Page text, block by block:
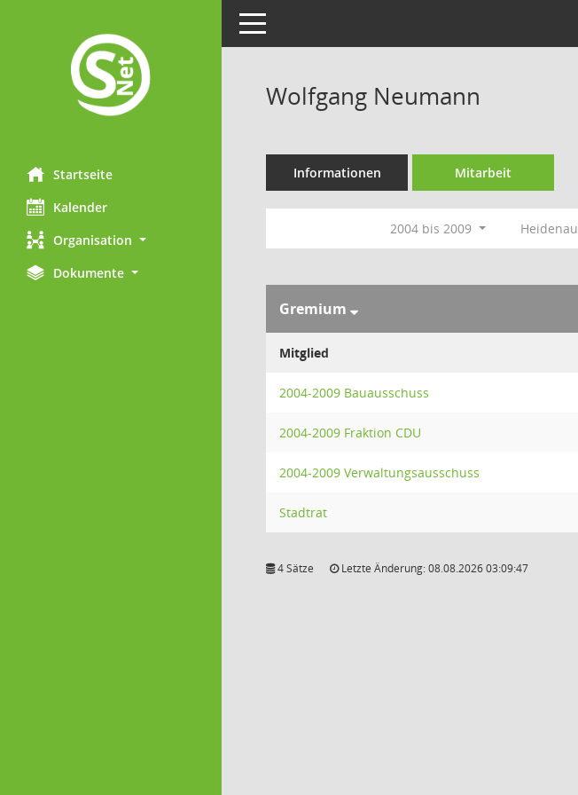
Startseite
Kalender
Organisation
Dokumente
Toggle navigation
Wolfgang Neumann
Informationen Mitarbeit
2004 bis 2009 Heidenau
Gremium
Mitglied
2004-2009 Bauausschuss
2004-2009 Fraktion CDU
2004-2009 Verwaltungsausschuss
Stadtrat
4 Sätze Letzte Änderung: 08.08.2026 03:09:47